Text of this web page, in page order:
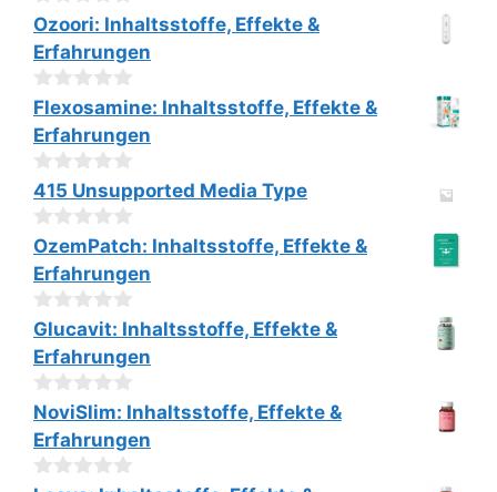
0
v
o
n
5
Ozoori: Inhaltsstoffe, Effekte &
Erfahrungen
0
v
o
n
5
Flexosamine: Inhaltsstoffe, Effekte &
Erfahrungen
0
v
o
n
5
415 Unsupported Media Type
0
v
o
n
5
OzemPatch: Inhaltsstoffe, Effekte &
Erfahrungen
0
v
o
n
5
Glucavit: Inhaltsstoffe, Effekte &
Erfahrungen
0
v
o
n
5
NoviSlim: Inhaltsstoffe, Effekte &
Erfahrungen